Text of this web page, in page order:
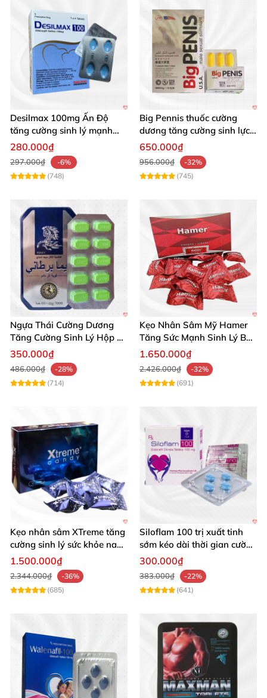
Desilmax 100mg Ấn Độ
tăng cường sinh lý mạnh
mẽ, hiệu quả
280.000₫
297.000₫
-6%
(748)
Big Pennis thuốc cường
dương tăng cường sinh lực
kéo dài đỉnh cao
650.000₫
956.000₫
-32%
(745)
Ngựa Thái Cường Dương
Tăng Cường Sinh Lý Hộp 10
Viên Chính Hãng
350.000₫
486.000₫
-28%
(714)
Kẹo Nhân Sâm Mỹ Hamer
Tăng Sức Mạnh Sinh Lý Bền
Lâu
1.650.000₫
2.426.000₫
-32%
(691)
Kẹo nhân sâm XTreme tăng
cường sinh lý sức khỏe nam
giới
1.500.000₫
2.344.000₫
-36%
(685)
Siloflam 100 trị xuất tinh
sớm kéo dài thời gian cường
dương hiệu quả
300.000₫
383.000₫
-22%
(641)